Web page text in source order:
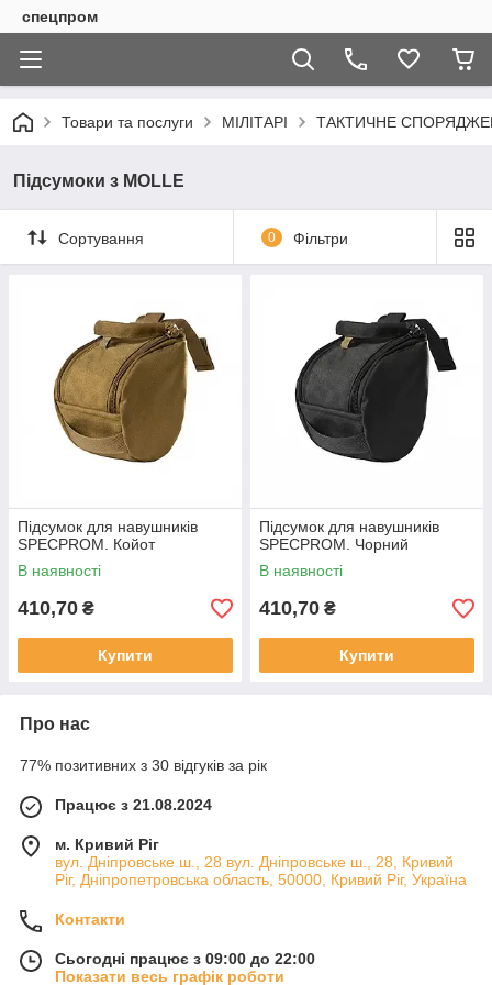
спецпром
Товари та послуги МІЛІТАРІ ТАКТИЧНЕ
Підсумоки з MOLLE
Сортування 0 Фільтри
Підсумок для навушників
SPECPROM. Койот
В наявності
410,70 ₴
Купити
Підсумок для навушників
SPECPROM. Чорний
В наявності
410,70 ₴
Купити
Про нас
77% позитивних з 30 відгуків за рік
Працює з 21.08.2024
м. Кривий Ріг
вул. Дніпровське ш., 28 вул. Дніпровське ш., 28, Кривий
Ріг, Дніпропетровська область, 50000, Кривий Ріг, Україна
Контакти
Сьогодні працює з 09:00 до 22:00
Показати весь графік роботи